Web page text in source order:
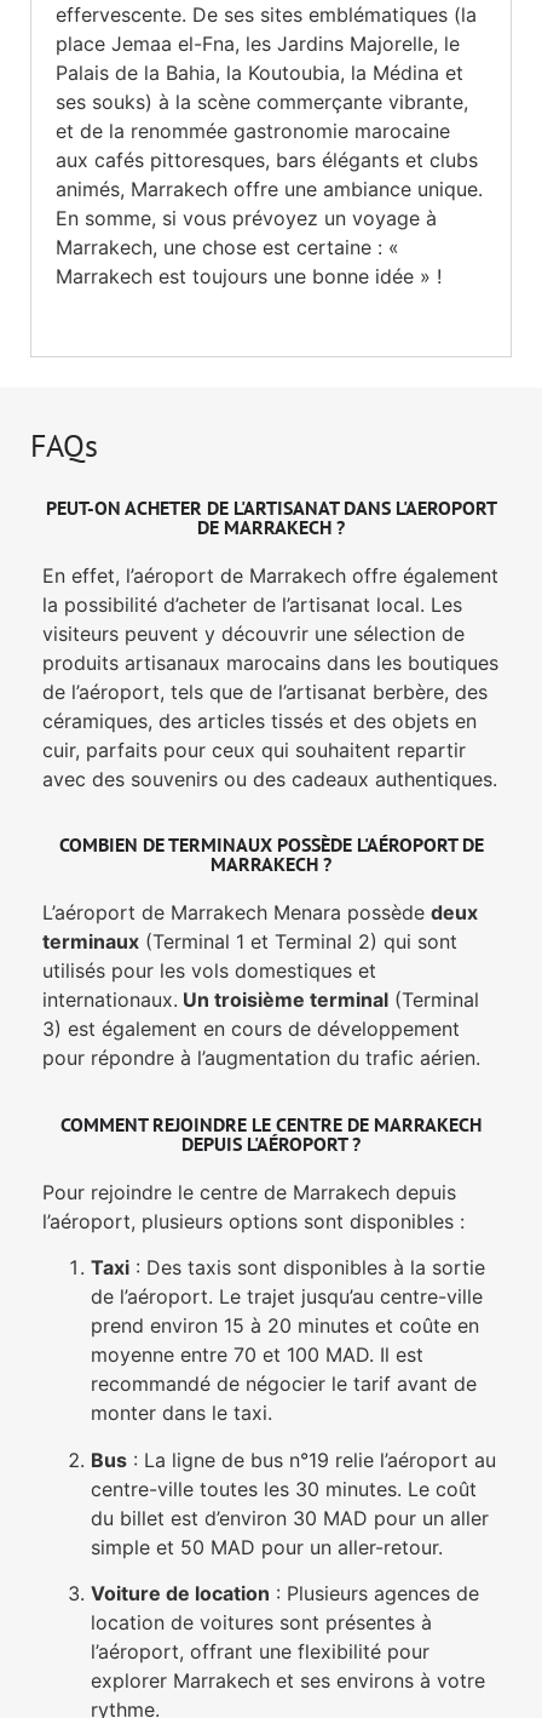
effervescente. De ses sites emblématiques (la
place Jemaa el-Fna, les Jardins Majorelle, le
Palais de la Bahia, la Koutoubia, la Médina et
ses souks) à la scène commerçante vibrante,
et de la renommée gastronomie marocaine
aux cafés pittoresques, bars élégants et clubs
animés, Marrakech offre une ambiance unique.
En somme, si vous prévoyez un voyage à
Marrakech, une chose est certaine : «
Marrakech est toujours une bonne idée » !
FAQs
PEUT-ON ACHETER DE L'ARTISANAT DANS L'AEROPORT
DE MARRAKECH ?
En effet, l’aéroport de Marrakech offre également
la possibilité d’acheter de l’artisanat local. Les
visiteurs peuvent y découvrir une sélection de
produits artisanaux marocains dans les boutiques
de l’aéroport, tels que de l’artisanat berbère, des
céramiques, des articles tissés et des objets en
cuir, parfaits pour ceux qui souhaitent repartir
avec des souvenirs ou des cadeaux authentiques.
COMBIEN DE TERMINAUX POSSÈDE L'AÉROPORT DE
MARRAKECH ?
L’aéroport de Marrakech Menara possède deux
terminaux (Terminal 1 et Terminal 2) qui sont
utilisés pour les vols domestiques et
internationaux. Un troisième terminal (Terminal
3) est également en cours de développement
pour répondre à l’augmentation du trafic aérien.
COMMENT REJOINDRE LE CENTRE DE MARRAKECH
DEPUIS L'AÉROPORT ?
Pour rejoindre le centre de Marrakech depuis
l’aéroport, plusieurs options sont disponibles :
Taxi : Des taxis sont disponibles à la sortie
de l’aéroport. Le trajet jusqu’au centre-ville
prend environ 15 à 20 minutes et coûte en
moyenne entre 70 et 100 MAD. Il est
recommandé de négocier le tarif avant de
monter dans le taxi.
Bus : La ligne de bus n°19 relie l’aéroport au
centre-ville toutes les 30 minutes. Le coût
du billet est d’environ 30 MAD pour un aller
simple et 50 MAD pour un aller-retour.
Voiture de location : Plusieurs agences de
location de voitures sont présentes à
l’aéroport, offrant une flexibilité pour
explorer Marrakech et ses environs à votre
rythme.